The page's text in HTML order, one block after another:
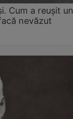
Cum a reușit un
nevăzut